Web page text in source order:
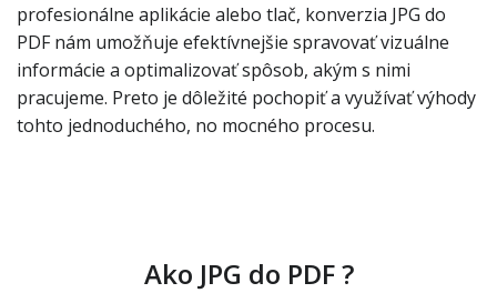
profesionálne aplikácie alebo tlač, konverzia JPG do
PDF nám umožňuje efektívnejšie spravovať vizuálne
informácie a optimalizovať spôsob, akým s nimi
pracujeme. Preto je dôležité pochopiť a využívať výhody
tohto jednoduchého, no mocného procesu.
Ako JPG do PDF ?